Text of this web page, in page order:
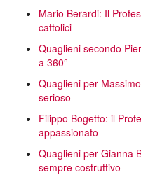
Mario Berardi: Il
cattolici
Quaglieni secondo
a 360°
Quaglieni per
serioso
Filippo Bogetto: il
appassionato
Quaglieni per Gianna
sempre costruttivo